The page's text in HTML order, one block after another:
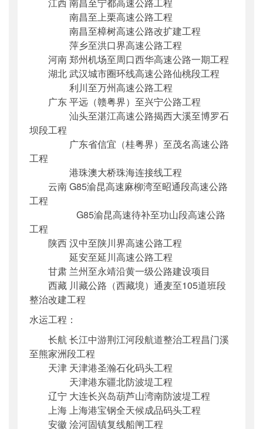
南昌至上栗高速公路工程
南昌至樟树高速公路改扩建工程
萍乡至洪口界高速公路工程
河南 郑州机场至周口西华高速公路一期工程
湖北 武汉城市圈环线高速公路仙桃段工程
利川至万州高速公路工程
广东 平远（赣粤界）至兴宁公路工程
汕头至湛江高速公路揭西大溪至博罗石
坝段工程
广东省信宜（桂粤界）至茂名高速公路
工程
港珠澳大桥珠海连接线工程
云南 G85渝昆高速麻柳湾至昭通段高速公路
工程
G85渝昆高速待补至功山段高速公路
工程
陕西 汉中至陕川界高速公路工程
延安至延川高速公路工程
甘肃 兰州至永靖沿黄一级公路建设项目
西藏 川藏公路（西藏境）通麦至105道班段
整治改建工程
水运工程：
长航 长江中游荆江河段航道整治工程昌门溪
至熊家洲段工程
天津 天津港圣瀚石化码头工程
天津港东疆北防波堤工程
辽宁 大连长兴岛葫芦山湾南防波堤工程
上海 上海港宝钢全天候成品码头工程
安徽 浍河固镇复线船闸工程